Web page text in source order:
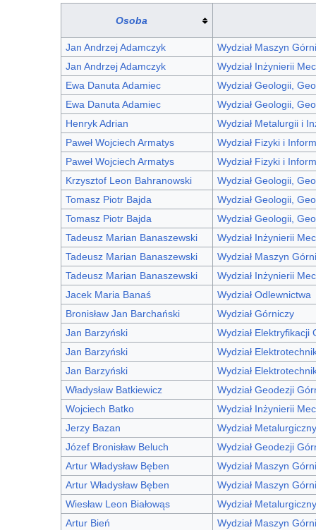
Osoba
Jan Andrzej Adamczyk
Wydział Maszyn
Jan Andrzej Adamczyk
Wydział Inżynierii
Ewa Danuta Adamiec
Wydział Geologii,
Ewa Danuta Adamiec
Wydział Geologii,
Henryk Adrian
Wydział Metalurgii i
Paweł Wojciech Armatys
Wydział Fizyki i
Paweł Wojciech Armatys
Wydział Fizyki i
Krzysztof Leon Bahranowski
Wydział Geologii,
Tomasz Piotr Bajda
Wydział Geologii,
Tomasz Piotr Bajda
Wydział Geologii,
Tadeusz Marian Banaszewski
Wydział Inżynierii
Tadeusz Marian Banaszewski
Wydział Maszyn
Tadeusz Marian Banaszewski
Wydział Inżynierii
Jacek Maria Banaś
Wydział Odlewnictwa
Bronisław Jan Barchański
Wydział Górniczy
Jan Barzyński
Wydział Elektryfikacji
Jan Barzyński
Wydział
Jan Barzyński
Wydział
Władysław Batkiewicz
Wydział Geodezji
Wojciech Batko
Wydział Inżynierii
Jerzy Bazan
Wydział Metalurgiczny
Józef Bronisław Beluch
Wydział Geodezji
Artur Władysław Bęben
Wydział Maszyn
Artur Władysław Bęben
Wydział Maszyn
Wiesław Leon Białowąs
Wydział Metalurgiczny
Artur Bień
Wydział Maszyn